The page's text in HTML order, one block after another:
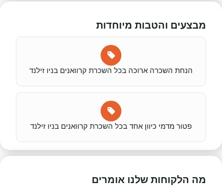
מבצעים והטבות מיוחדות
הנחת השכרה ארוכה בכל השכרת קרוואנים בניו זילנד
פטור מדמי כיוון אחד בכל השכרת קרוואנים בניו זילנד
מה הלקוחות שלנו אומרים